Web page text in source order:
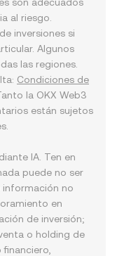
al riesgo.
inversiones si
Algunos
las regiones.
Condiciones de
la OKX Web3
están sujetos
IA. Ten en
puede no ser
información no
en
de inversión;
o holding de